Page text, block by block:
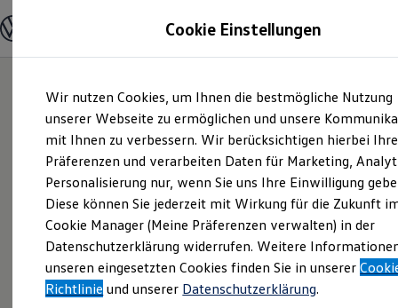
Hauptinhalt
springen
Footer
springen
Modelle und Konfigurator
Modelle vergleichen
Elektroautos
ENERGY Sondermodelle
Nutzfahrzeuge
SUV und CUV
Familienautos
Kombis
Kompaktwagen
Sportwagen
Schnell verfügbare Fahrzeuge
Angebote und Produkte
Aktuelle Angebote
E-Auto-Förderung
Volkswagen Marktplatz
Cookie Einstellungen
Wir nutzen Cookies, um Ihnen die bestmögliche Nutzung
unserer Webseite zu ermöglichen und unsere
mit Ihnen zu verbessern. Wir berücksichtigen hierbei Ihre
Präferenzen und verarbeiten Daten für Marketing,
Personalisierung nur, wenn Sie uns Ihre Einwilligung
Diese können Sie jederzeit mit Wirkung für die Zukunft
Cookie Manager (Meine Präferenzen verwalten) in der
Datenschutzerklärung widerrufen. Weitere
unseren eingesetzten Cookies finden Sie in unserer
Richtlinie und unserer Datenschutzerklärung.